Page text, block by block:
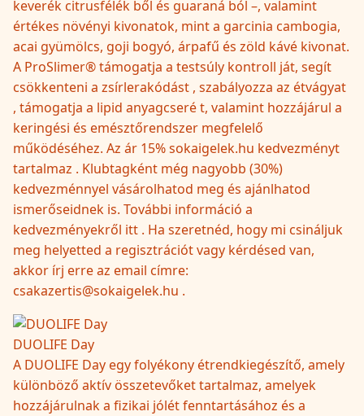
keverék citrusfélék ből és guaraná ból –, valamint
értékes növényi kivonatok, mint a garcinia cambogia,
acai gyümölcs, goji bogyó, árpafű és zöld kávé kivonat.
A ProSlimer® támogatja a testsúly kontroll ját, segít
csökkenteni a zsírlerakódást , szabályozza az étvágyat
, támogatja a lipid anyagcseré t, valamint hozzájárul a
keringési és emésztőrendszer megfelelő
működéséhez. Az ár 15% sokaigelek.hu kedvezményt
tartalmaz . Klubtagként még nagyobb (30%)
kedvezménnyel vásárolhatod meg és ajánlhatod
ismerőseidnek is. További információ a
kedvezményekről itt . Ha szeretnéd, hogy mi csináljuk
meg helyetted a regisztrációt vagy kérdésed van,
akkor írj erre az email címre:
csakazertis@sokaigelek.hu .
DUOLIFE Day
A DUOLIFE Day egy folyékony étrendkiegészítő, amely
különböző aktív összetevőket tartalmaz, amelyek
hozzájárulnak a fizikai jólét fenntartásához és a